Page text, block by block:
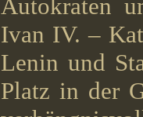
Autokraten
Ivan IV. –
Lenin und
Platz in der